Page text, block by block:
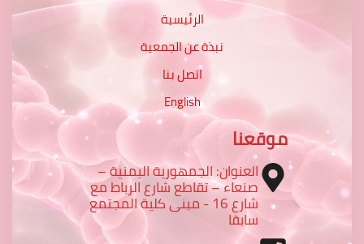
الرئيسية
نبذة عن الجمعية
اتصل بنا
English
موقعنا
العنوان: الجمهورية اليمنية –
صنعاء – تقاطع شارع الرباط مع
شارع 16 - مبنى كلية المجتمع
سابقا